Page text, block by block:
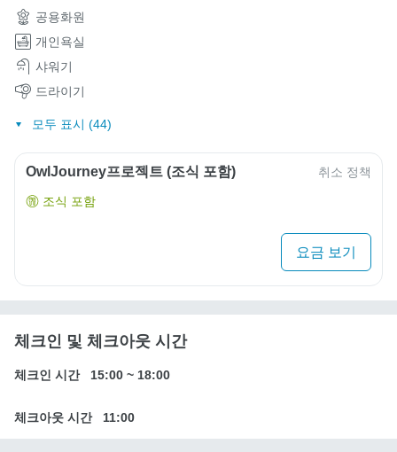
공용화원
개인욕실
샤워기
드라이기
모두 표시 (44)
OwlJourney프로젝트 (조식 포함) 취소 정책
조식 포함
요금 보기
체크인 및 체크아웃 시간
체크인 시간 15:00 ~ 18:00
체크아웃 시간 11:00